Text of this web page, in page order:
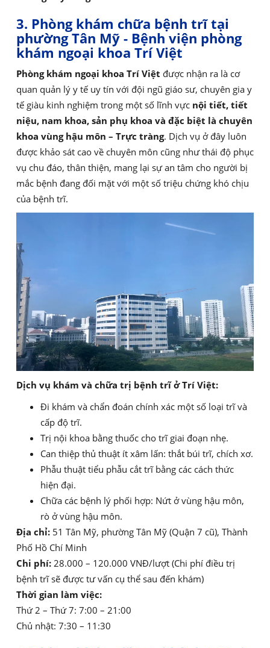
3. Phòng khám chữa bệnh trĩ tại
phường Tân Mỹ - Bệnh viện phòng
khám ngoại khoa Trí Việt
Phòng khám ngoại khoa Trí Việt được nhận ra là cơ
quan quản lý y tế uy tín với đội ngũ giáo sư, chuyên gia y
tế giàu kinh nghiệm trong một số lĩnh vực nội tiết, tiết
niệu, nam khoa, sản phụ khoa và đặc biệt là chuyên
khoa vùng hậu môn – Trực tràng. Dịch vụ ở đây luôn
được khảo sát cao về chuyên môn cũng như thái độ phục
vụ chu đáo, thân thiện, mang lại sự an tâm cho người bị
mắc bệnh đang đối mặt với một số triệu chứng khó chịu
của bệnh trĩ.
Dịch vụ khám và chữa trị bệnh trĩ ở Trí Việt:
Đi khám và chẩn đoán chính xác một số loại trĩ và
cấp độ trĩ.
Trị nội khoa bằng thuốc cho trĩ giai đoạn nhẹ.
Can thiệp thủ thuật ít xâm lấn: thắt búi trĩ, chích xơ.
Phẫu thuật tiểu phẫu cắt trĩ bằng các cách thức
hiện đại.
Chữa các bệnh lý phối hợp: Nứt ở vùng hậu môn,
rò ở vùng hậu môn.
Địa chỉ: 51 Tân Mỹ, phường Tân Mỹ (Quận 7 cũ), Thành
Phố Hồ Chí Minh
Chi phí: 28.000 – 120.000 VNĐ/lượt (Chi phí điều trị
bệnh trĩ sẽ được tư vấn cụ thể sau đến khám)
Thời gian làm việc:
Thứ 2 – Thứ 7: 7:00 – 21:00
Chủ nhật: 7:30 – 11:30